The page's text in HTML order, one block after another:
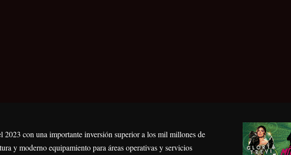
con una importante inversión superior a los mil millones de
y moderno equipamiento para áreas operativas y servicios